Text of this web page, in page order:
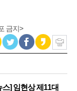
금지>
스] 임현상 제11대